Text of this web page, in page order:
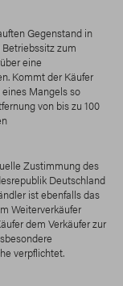
Gegenstand in
zum
eine
Kommt der Käufer
Mangels so
von bis zu 100
Zustimmung des
Deutschland
ist ebenfalls das
Weiterverkäufer
dem Verkäufer zur
verpflichtet.